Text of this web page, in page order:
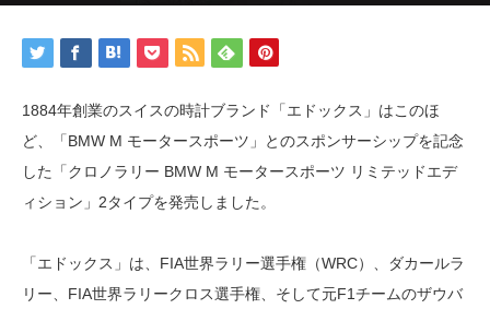
1884年創業のスイスの時計ブランド「エドックス」はこのほ
ど、「BMW M モータースポーツ」とのスポンサーシップを記念
した「クロノラリー BMW M モータースポーツ リミテッドエデ
ィション」2タイプを発売しました。
「エドックス」は、FIA世界ラリー選手権（WRC）、ダカールラ
リー、FIA世界ラリークロス選手権、そして元F1チームのザウバ